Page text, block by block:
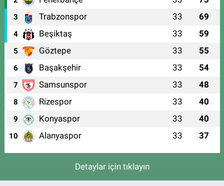
3 Trabzonspor 33 69
4 Beşiktaş 33 59
5 Göztepe 33 55
6 Başakşehir 33 54
7 Samsunspor 33 48
8 Rizespor 33 40
9 Konyaspor 33 40
10 Alanyaspor 33 37
Detaylar için tıklayın